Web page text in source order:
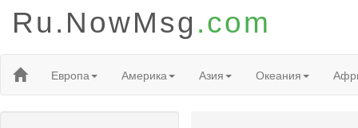
Ru.NowMsg.com
Европа Америка Азия Океания